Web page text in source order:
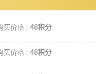
买价格 : 48积分
买价格 : 48积分